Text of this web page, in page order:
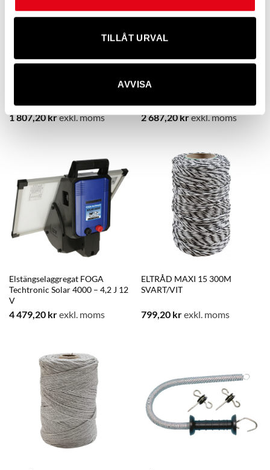
TILLÅT URVAL
AVVISA
Techtronic 3500 – 4,0 J 230 V
1 807,20krexkl. moms
Techtronic 7500 – 8,0 J 230 V
2 687,20krexkl. moms
Elstängselaggregat FOGA
Techtronic Solar 4000 – 4,2 J 12
V
4 479,20 krexkl. moms
ELTRÅD MAXI 15 300M
SVART/VIT
799,20 krexkl. moms